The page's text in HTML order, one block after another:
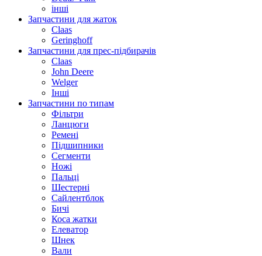
інші
Запчастини для жаток
Claas
Geringhoff
Запчастини для прес-підбирачів
Claas
John Deere
Welger
Інші
Запчастини по типам
Фільтри
Ланцюги
Ремені
Підшипники
Сегменти
Ножі
Пальці
Шестерні
Сайлентблок
Бичі
Коса жатки
Елеватор
Шнек
Вали